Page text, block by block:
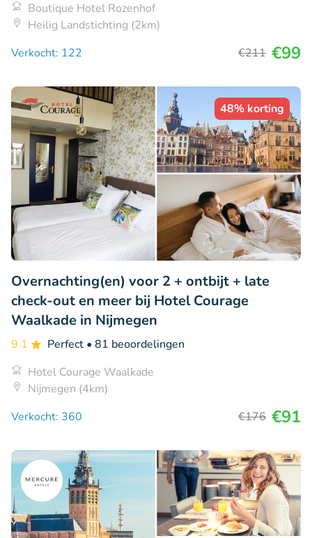
Boutique Hotel Rozenhof
Heilig Landstichting (2km)
Verkocht: 122
€211 €99
48% korting
Overnachting(en) voor 2 + ontbijt + late
check-out en meer bij Hotel Courage
Waalkade in Nijmegen
9.1 Perfect • 81 beoordelingen
Hotel Courage Waalkade
Nijmegen (4km)
Verkocht: 360
€176 €91